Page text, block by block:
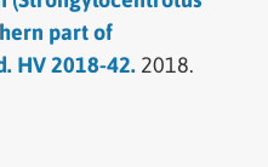
part of
HV 2018-42. 2018.